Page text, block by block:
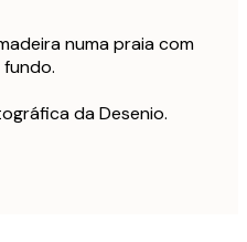
numa praia com
da Desenio.